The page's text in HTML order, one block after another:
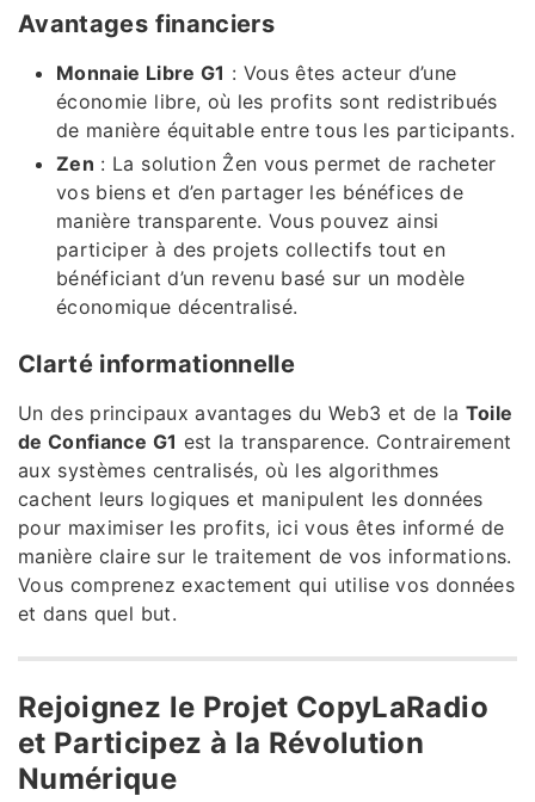
Avantages financiers
Monnaie Libre G1 : Vous êtes acteur d’une
économie libre, où les profits sont redistribués
de manière équitable entre tous les participants.
Zen : La solution Ẑen vous permet de racheter
vos biens et d’en partager les bénéfices de
manière transparente. Vous pouvez ainsi
participer à des projets collectifs tout en
bénéficiant d’un revenu basé sur un modèle
économique décentralisé.
Clarté informationnelle
Un des principaux avantages du Web3 et de la Toile
de Confiance G1 est la transparence. Contrairement
aux systèmes centralisés, où les algorithmes
cachent leurs logiques et manipulent les données
pour maximiser les profits, ici vous êtes informé de
manière claire sur le traitement de vos informations.
Vous comprenez exactement qui utilise vos données
et dans quel but.
Rejoignez le Projet CopyLaRadio
et Participez à la Révolution
Numérique